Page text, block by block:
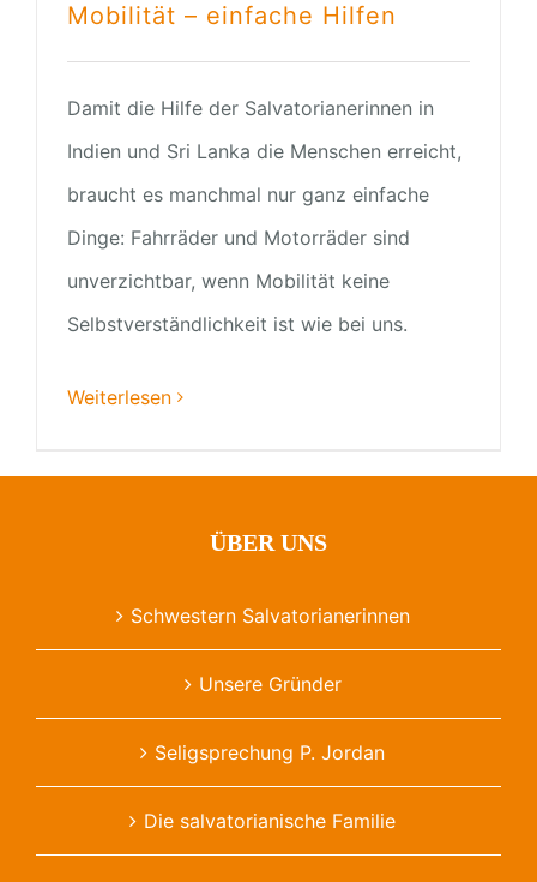
Mobilität – einfache Hilfen
Damit die Hilfe der Salvatorianerinnen in
Indien und Sri Lanka die Menschen erreicht,
braucht es manchmal nur ganz einfache
Dinge: Fahrräder und Motorräder sind
unverzichtbar, wenn Mobilität keine
Selbstverständlichkeit ist wie bei uns.
Weiterlesen
ÜBER UNS
Schwestern Salvatorianerinnen
Unsere Gründer
Seligsprechung P. Jordan
Die salvatorianische Familie